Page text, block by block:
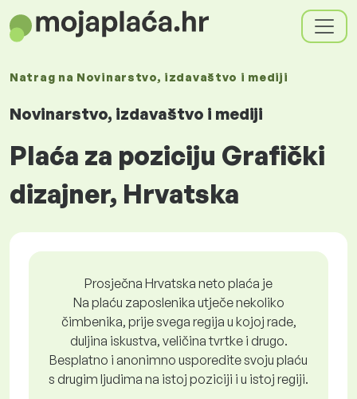
Natrag na Novinarstvo, izdavaštvo i mediji
Novinarstvo, izdavaštvo i mediji
Plaća za poziciju Grafički
dizajner, Hrvatska
Prosječna Hrvatska neto plaća je
Na plaću zaposlenika utječe nekoliko
čimbenika, prije svega regija u kojoj rade,
duljina iskustva, veličina tvrtke i drugo.
Besplatno i anonimno usporedite svoju plaću
s drugim ljudima na istoj poziciji i u istoj regiji.